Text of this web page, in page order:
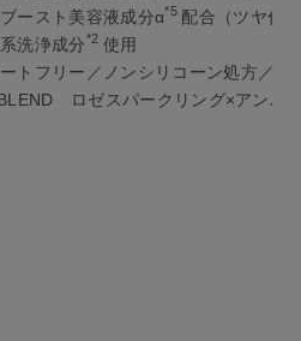
ースト美容液成分α*5配合（ツヤ付
洗浄成分*2 使用
トフリー／ノンシリコーン処方／合
ロゼスパークリング×アンバ